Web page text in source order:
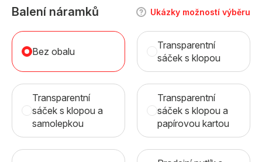
Balení náramků Ukázky možností výběru
Bez obalu
Transparentní
sáček s klopou
Transparentní
sáček s klopou a
samolepkou
Transparentní
sáček s klopou a
papírovou kartou